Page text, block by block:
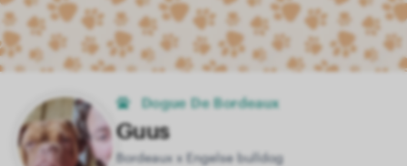
Dogue De Bordeaux
Guus
Bordeaux x Engelse bulldog